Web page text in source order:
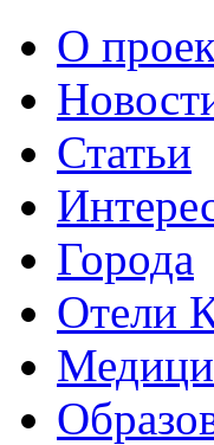
О
Статьи
Города
Отели